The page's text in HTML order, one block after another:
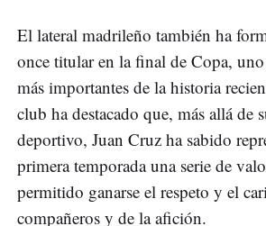
El lateral madrileño también ha
once titular en la final de Copa,
más importantes de la historia
club ha destacado que, más allá de
deportivo, Juan Cruz ha sabido
primera temporada una serie de
permitido ganarse el respeto y el
compañeros y de la afición.